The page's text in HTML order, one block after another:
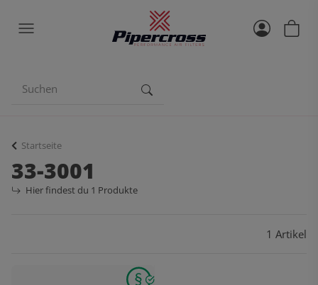
Startseite
33-3001
Hier findest du 1 Produkte
1 Artikel